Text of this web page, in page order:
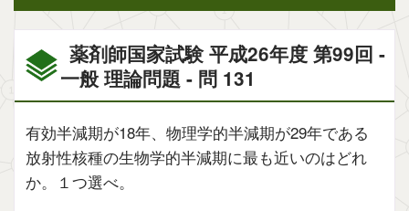
薬剤師国家試験 平成26年度 第99回 -
一般 理論問題 - 問 131
有効半減期が18年、物理学的半減期が29年である
放射性核種の生物学的半減期に最も近いのはどれ
か。１つ選べ。